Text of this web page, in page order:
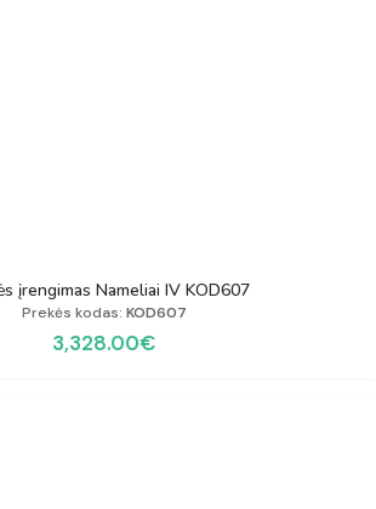
įrengimas Nameliai IV KOD607
Prekės kodas: KOD607
3,328.00€